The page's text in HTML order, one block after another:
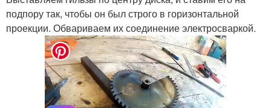
подпору так, чтобы он был строго в горизонтальной
проекции. Обвариваем их соединение электросваркой.